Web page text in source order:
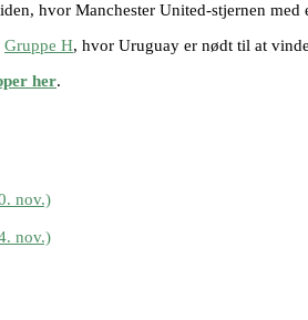
hvor Manchester United-stjernen med
Gruppe H, hvor Uruguay er nødt til at
her.
nov.)
nov.)